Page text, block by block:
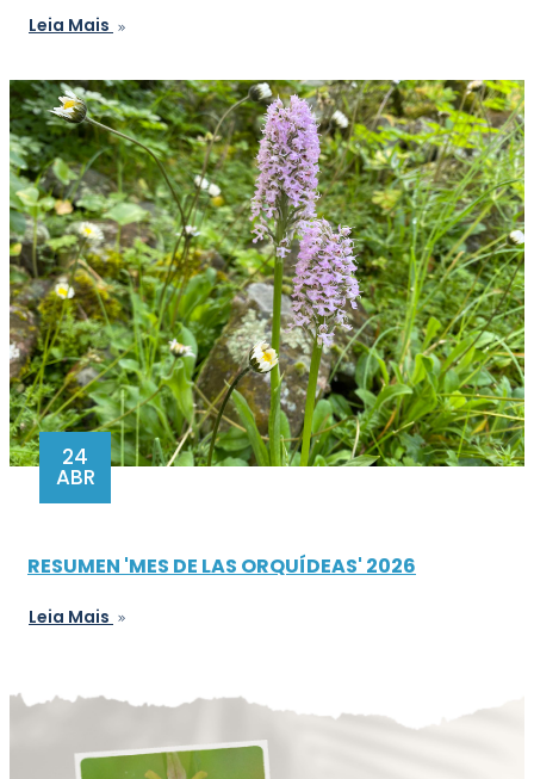
Leia Mais
24
ABR
RESUMEN 'MES DE LAS ORQUÍDEAS' 2026
Leia Mais